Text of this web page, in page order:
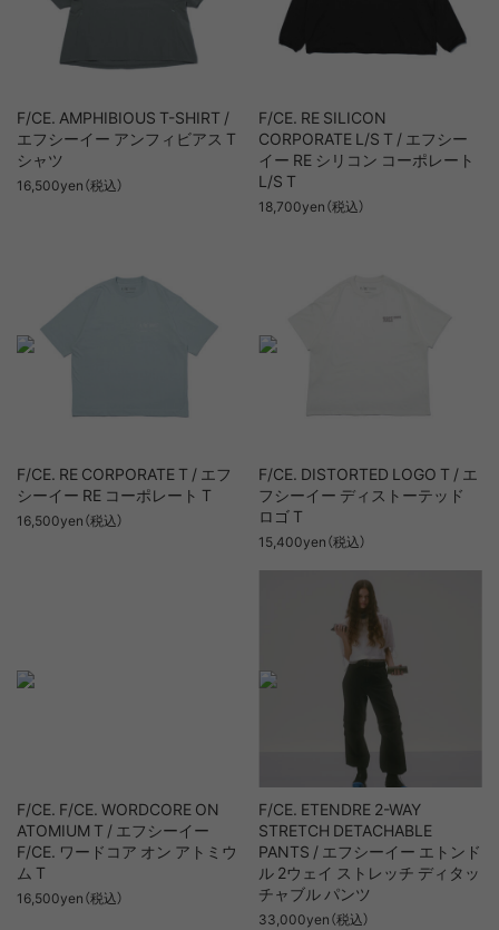
F/CE. AMPHIBIOUS T-SHIRT /
エフシーイー アンフィビアス T
シャツ
16,500yen（税込）
F/CE. RE SILICON
CORPORATE L/S T / エフシー
イー RE シリコン コーポレート
L/S T
18,700yen（税込）
F/CE. RE CORPORATE T / エフ
シーイー RE コーポレート T
16,500yen（税込）
F/CE. DISTORTED LOGO T / エ
フシーイー ディストーテッド
ロゴ T
15,400yen（税込）
F/CE. F/CE. WORDCORE ON
ATOMIUM T / エフシーイー
F/CE. ワードコア オン アトミウ
ム T
16,500yen（税込）
F/CE. ETENDRE 2-WAY
STRETCH DETACHABLE
PANTS / エフシーイー エトンド
ル 2ウェイ ストレッチ ディタッ
チャブル パンツ
33,000yen（税込）